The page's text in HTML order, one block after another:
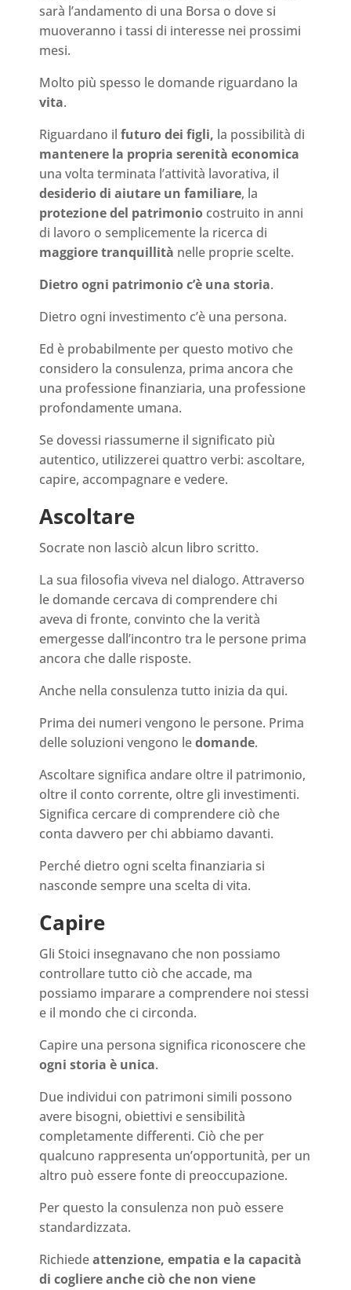
sarà l’andamento di una Borsa o dove si
muoveranno i tassi di interesse nei prossimi
mesi.
Molto più spesso le domande riguardano la
vita.
Riguardano il futuro dei figli, la possibilità di
mantenere la propria serenità economica
una volta terminata l’attività lavorativa, il
desiderio di aiutare un familiare, la
protezione del patrimoniocostruito in anni
di lavoro o semplicemente la ricerca di
maggiore tranquillità nelle proprie scelte.
Dietro ogni patrimonio c’è una storia.
Dietro ogni investimento c’è una persona.
Ed è probabilmente per questo motivo che
considero la consulenza, prima ancora che
una professione finanziaria, una professione
profondamente umana.
Se dovessi riassumerne il significato più
autentico, utilizzerei quattro verbi: ascoltare,
capire, accompagnare e vedere.
Ascoltare
Socrate non lasciò alcun libro scritto.
La sua filosofia viveva nel dialogo. Attraverso
le domande cercava di comprendere chi
aveva di fronte, convinto che la verità
emergesse dall’incontro tra le persone prima
ancora che dalle risposte.
Anche nella consulenza tutto inizia da qui.
Prima dei numeri vengono le persone. Prima
delle soluzioni vengono ledomande.
Ascoltare significa andare oltre il patrimonio,
oltre il conto corrente, oltre gli investimenti.
Significa cercare di comprendere ciò che
conta davvero per chi abbiamo davanti.
Perché dietro ogni scelta finanziaria si
nasconde sempre una scelta di vita.
Capire
Gli Stoici insegnavano che non possiamo
controllare tutto ciò che accade, ma
possiamo imparare a comprendere noi stessi
e il mondo che ci circonda.
Capire una persona significa riconoscere che
ogni storia è unica.
Due individui con patrimoni simili possono
avere bisogni, obiettivi e sensibilità
completamente differenti. Ciò che per
qualcuno rappresenta un’opportunità, per un
altro può essere fonte di preoccupazione.
Per questo la consulenza non può essere
standardizzata.
Richiedeattenzione, empatia e la capacità
di cogliere anche ciò che non viene